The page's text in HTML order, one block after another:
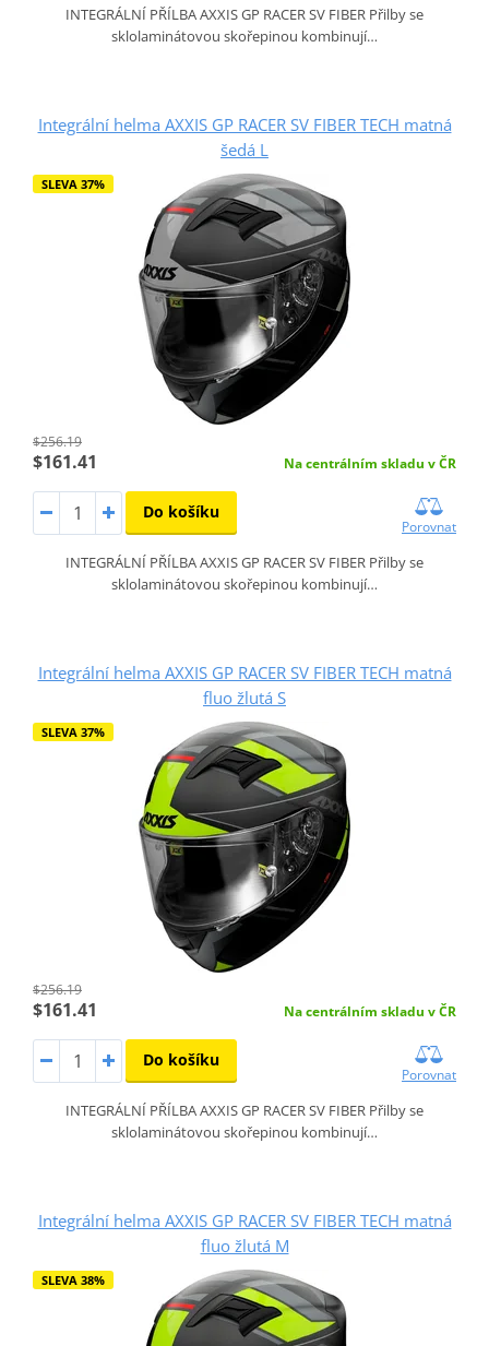
INTEGRÁLNÍ PŘÍLBA AXXIS GP RACER SV FIBER Přilby se
sklolaminátovou skořepinou kombinují…
Integrální helma AXXIS GP RACER SV FIBER TECH matná
šedá L
SLEVA 37%
$256.19
$161.41 Na centrálním skladu v ČR
Do košíku
Porovnat
INTEGRÁLNÍ PŘÍLBA AXXIS GP RACER SV FIBER Přilby se
sklolaminátovou skořepinou kombinují…
Integrální helma AXXIS GP RACER SV FIBER TECH matná
fluo žlutá S
SLEVA 37%
$256.19
$161.41 Na centrálním skladu v ČR
Do košíku
Porovnat
INTEGRÁLNÍ PŘÍLBA AXXIS GP RACER SV FIBER Přilby se
sklolaminátovou skořepinou kombinují…
Integrální helma AXXIS GP RACER SV FIBER TECH matná
fluo žlutá M
SLEVA 38%